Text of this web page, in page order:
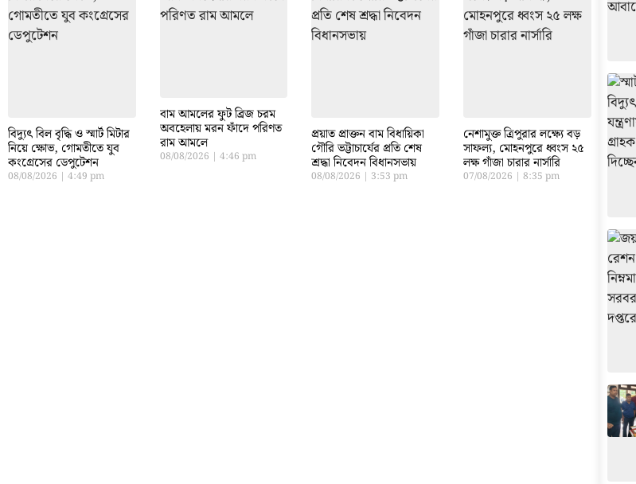
বিদ্যুৎ বিল বৃদ্ধি ও স্মার্ট মিটার
নিয়ে ক্ষোভ, গোমতীতে যুব
কংগ্রেসের ডেপুটেশন
08/08/2026 4:49 pm
বাম আমলের ফুট ব্রিজ চরম
অবহেলায় মরন ফাঁদে পরিণত
রাম আমলে
08/08/2026 4:46 pm
প্রয়াত প্রাক্তন বাম বিধায়িকা
গৌরি ভট্টাচার্যের প্রতি শেষ
শ্রদ্ধা নিবেদন বিধানসভায়
08/08/2026 3:53 pm
নেশামুক্ত ত্রিপুরার লক্ষ্যে বড়
সাফল্য, মোহনপুরে ধ্বংস ২৫
লক্ষ গাঁজা চারার নার্সারি
07/08/2026 8:35 pm